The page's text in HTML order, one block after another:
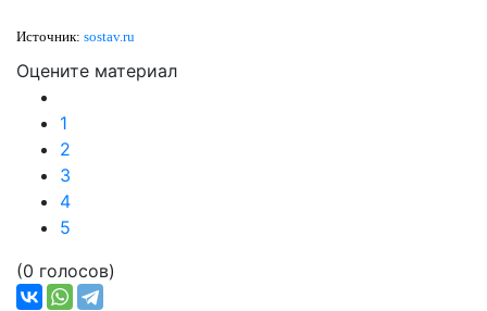
Источник: sostav.ru
Оцените материал
1
2
3
4
5
(0 голосов)